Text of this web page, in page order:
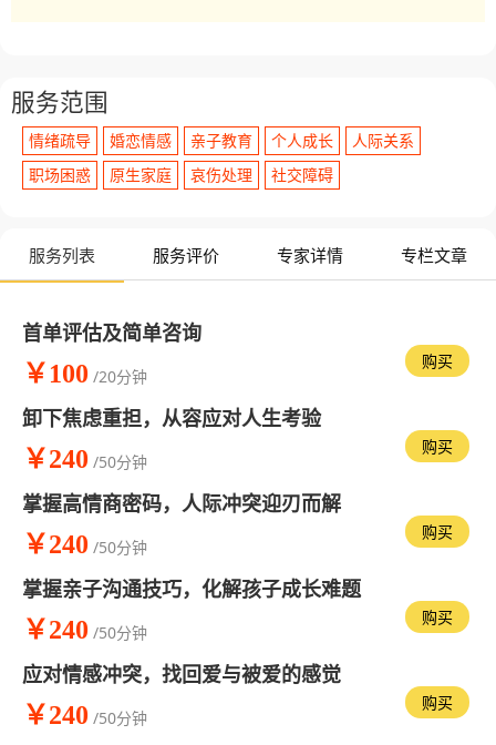
服务范围
情绪疏导 婚恋情感 亲子教育 个人成长
人际关系
职场困惑
原生家庭 哀伤处理 社交障碍
服务列表 服务评价 专家详情 专栏文章
首单评估及简单咨询
￥100 /20分钟
购买
卸下焦虑重担，从容应对人生考验
￥240 /50分钟
购买
掌握高情商密码，人际冲突迎刃而解
￥240 /50分钟
购买
掌握亲子沟通技巧，化解孩子成长难题
￥240 /50分钟
购买
应对情感冲突，找回爱与被爱的感觉
￥240 /50分钟
购买